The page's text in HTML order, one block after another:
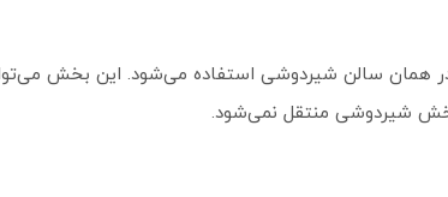
همان سالن شیردوشی استفاده می‌شود. این بخش
بخش شیردوشی منتقل نمی‌شود.